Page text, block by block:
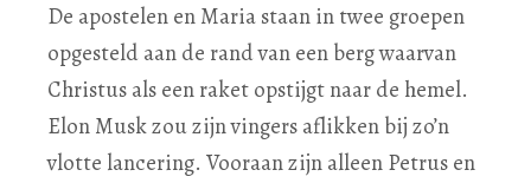
De apostelen en Maria staan in twee groepen
opgesteld aan de rand van een berg waarvan
Christus als een raket opstijgt naar de hemel.
Elon Musk zou zijn vingers aflikken bij zo’n
vlotte lancering. Vooraan zijn alleen Petrus en